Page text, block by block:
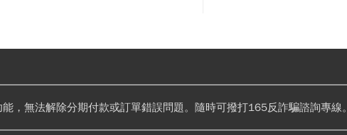
，無法解除分期付款或訂單錯誤問題。隨時可撥打165反詐騙諮詢專線。